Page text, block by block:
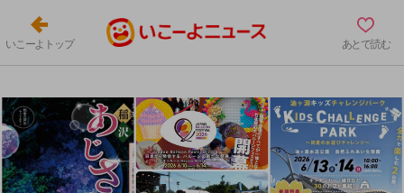
いこーよトップ あとで読む